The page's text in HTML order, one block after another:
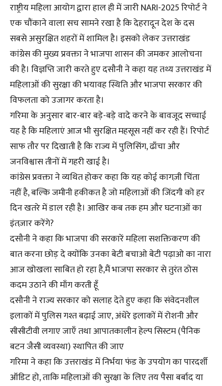
राष्ट्रीय महिला आयोग द्वारा हाल ही में जारी NARI-2025 रिपोर्ट ने
एक चौंकाने वाला सच सामने रखा है कि देहरादून देश के दस
सबसे असुरक्षित शहरों में शामिल है। इसको लेकर उत्तराखंड
कांग्रेस की मुख्य प्रवक्ता ने भाजपा शासन की जमकर आलोचना
की है। विज्ञप्ति जारी करते हुए दसौनी ने कहा यह तथ्य उत्तराखंड में
महिलाओं की सुरक्षा की भयावह स्थिति और भाजपा सरकार की
विफलता को उजागर करता है।
गरिमा के अनुसार बार-बार बड़े-बड़े वादे करने के बावजूद सच्चाई
यह है कि महिलाएं आज भी सुरक्षित महसूस नहीं कर रही हैं। रिपोर्ट
साफ तौर पर दिखाती है कि राज्य में पुलिसिंग, ढाँचा और
जनविश्वास तीनों में गहरी खाई है।
कांग्रेस प्रवक्ता ने व्यथित होकर कहा कि यह कोई कागज़ी चिंता
नहीं है, बल्कि जमीनी हकीकत है जो महिलाओं की जिंदगी को हर
दिन खतरे में डाल रही है। आखिर कब तक हम और घटनाओं का
इंतज़ार करेंगे?
दसौनी ने कहा कि भाजपा की सरकारें महिला सशक्तिकरण की
बात करना छोड़ दे क्योंकि उनका बेटी बचाओ बेटी पढ़ाओ का नारा
आज खोखला साबित हो रहा है,मैं भाजपा सरकार से तुरंत ठोस
कदम उठाने की माँग करती हूँ
दसौनी ने राज्य सरकार को सलाह देते हुए कहा कि संवेदनशील
इलाकों में पुलिस गश्त बढ़ाई जाए, अंधेरे इलाकों में रोशनी और
सीसीटीवी लगाए जाएँ तथा आपातकालीन हेल्प सिस्टम (पैनिक
बटन जैसी व्यवस्था) स्थापित की जाए
गरिमा ने कहा कि उत्तराखंड में निर्भया फंड के उपयोग का पारदर्शी
ऑडिट हो, ताकि महिलाओं की सुरक्षा के लिए तय पैसा बर्बाद या